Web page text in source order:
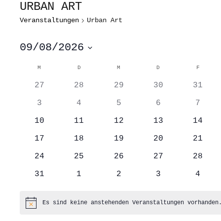
URBAN ART
Veranstaltungen Urban Art
09/08/2026
wählen.
KALENDER
VERANSTALTUNGEN
M D M D F
0
27
0
28
0
29
0
30
0
31
0
3
0
4
0
5
0
6
0
7
0
10
0
11
0
12
0
13
0
14
0
17
0
18
0
19
0
20
0
21
0
24
0
25
0
26
0
27
0
28
0
31
0
1
0
2
0
3
0
4
HinweisEs sind keine anstehenden Veranstaltungen vorhanden.